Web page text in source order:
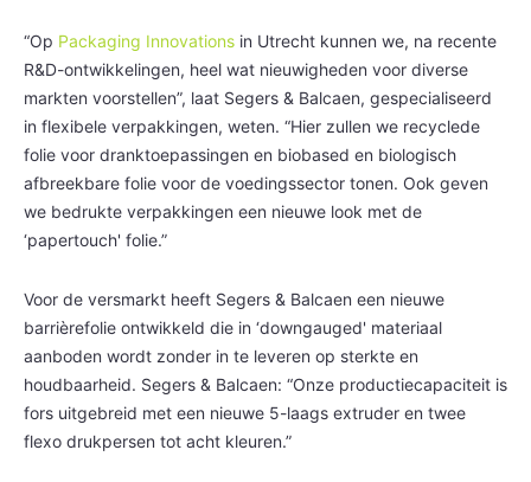
“Op Packaging Innovations in Utrecht kunnen we, na recente
R&D-ontwikkelingen, heel wat nieuwigheden voor diverse
markten voorstellen”, laat Segers & Balcaen, gespecialiseerd
in flexibele verpakkingen, weten. “Hier zullen we recyclede
folie voor dranktoepassingen en biobased en biologisch
afbreekbare folie voor de voedingssector tonen. Ook geven
we bedrukte verpakkingen een nieuwe look met de
‘papertouch' folie.”
Voor de versmarkt heeft Segers & Balcaen een nieuwe
barrièrefolie ontwikkeld die in ‘downgauged' materiaal
aanboden wordt zonder in te leveren op sterkte en
houdbaarheid. Segers & Balcaen: “Onze productiecapaciteit is
fors uitgebreid met een nieuwe 5-laags extruder en twee
flexo drukpersen tot acht kleuren.”